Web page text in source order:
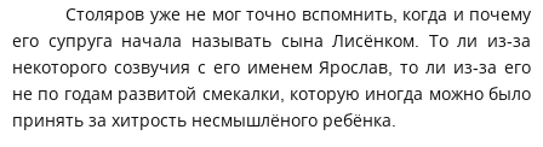
Столяров уже не мог точно вспомнить, когда и почему
его супруга начала называть сына Лисёнком. То ли из-за
некоторого созвучия с его именем Ярослав, то ли из-за его
не по годам развитой смекалки, которую иногда можно было
принять за хитрость несмышлёного ребёнка.